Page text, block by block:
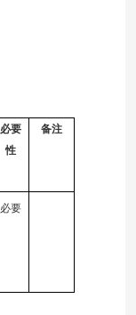
必要
性
备注
必要